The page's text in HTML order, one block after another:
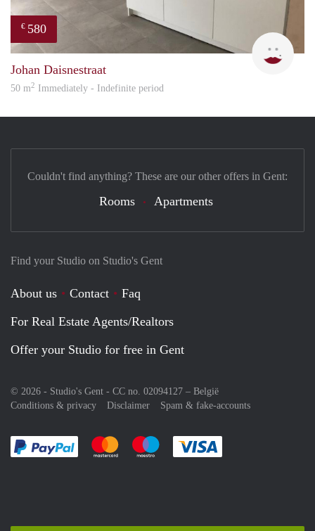
€ 580
Johan Daisnestraat
50 m2 Immediately - Indefinite period
Find your Studio on Studio's Gent
About us Contact
Faq
For Real Estate Agents/Realtors
Offer your Studio for free in Gent
© 2026 - Studio's Gent - CC no. 02094127 – België
Conditions & privacy
Disclaimer Spam & fake-accounts
Pay easily with :payment method
Pay easily with :payment method
Pay easily with :payment method
Couldn't find anything? These are our other offers in Gent:
Rooms Apartments